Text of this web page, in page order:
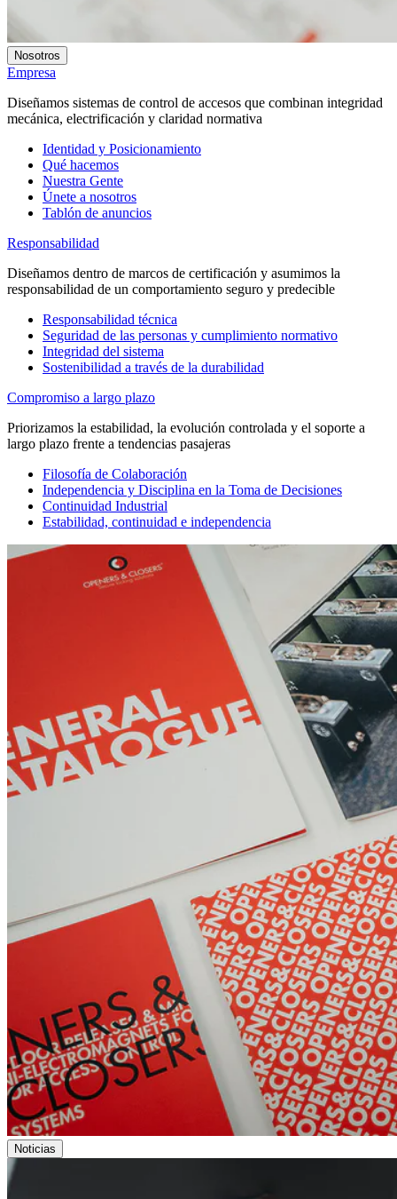
Nosotros
Empresa
Diseñamos sistemas de control de accesos que combinan integridad
mecánica, electrificación y claridad normativa
Identidad y Posicionamiento
Qué hacemos
Nuestra Gente
Únete a nosotros
Tablón de anuncios
Responsabilidad
Diseñamos dentro de marcos de certificación y asumimos la
responsabilidad de un comportamiento seguro y predecible
Responsabilidad técnica
Seguridad de las personas y cumplimiento normativo
Integridad del sistema
Sostenibilidad a través de la durabilidad
Compromiso a largo plazo
Priorizamos la estabilidad, la evolución controlada y el soporte a
largo plazo frente a tendencias pasajeras
Filosofía de Colaboración
Independencia y Disciplina en la Toma de Decisiones
Continuidad Industrial
Estabilidad, continuidad e independencia
Noticias